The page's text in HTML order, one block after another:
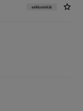
exklusivität